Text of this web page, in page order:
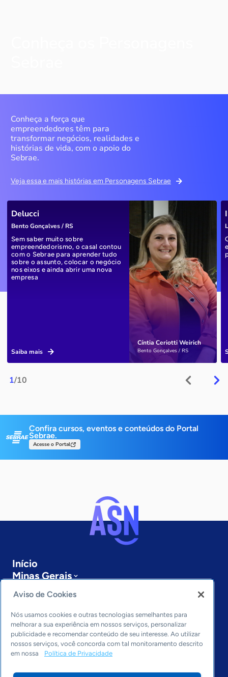
Conheça a força que
empreendedores têm para
transformar negócios, realidades e
histórias de vida, com o apoio do
Sebrae.
Veja essa e mais histórias em Personagens Sebrae
1/10
Cíntia Ceriotti Weirich
Bento Gonçalves / RS
Delucci
Bento Gonçalves / RS
Sem saber muito sobre
empreendedorismo, o casal contou
com o Sebrae para aprender tudo
sobre o assunto, colocar o negócio
nos eixos e ainda abrir uma nova
empresa
Saiba mais
Confira cursos, eventos e conteúdos do Portal
Sebrae.
Acesse o Portal
Início
Minas Gerais
Sobre a ASN
Últimas notícias
Entre em contato
Editorias
Economia & Política
Inovação & Tecnologia
Cultura empreendedora
Aviso de Cookies
Nós usamos cookies e outras tecnologias semelhantes para
melhorar a sua experiência em nossos serviços, personalizar
publicidade e recomendar conteúdo de seu interesse. Ao utilizar
nossos serviços, você concorda com tal monitoramento descrito
em nossa
Política de Privacidade